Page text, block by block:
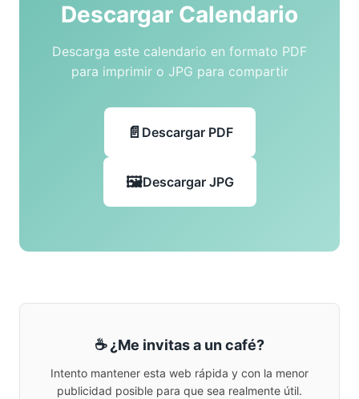
Descargar Calendario
Descarga este calendario en formato PDF
para imprimir o JPG para compartir
Descargar PDF
Descargar JPG
☕ ¿Me invitas a un café?
Intento mantener esta web rápida y con la menor
publicidad posible para que sea realmente útil.